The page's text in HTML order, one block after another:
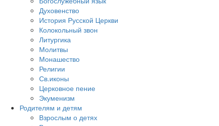
Духовенство
История Русской Церкви
Колокольный звон
Литургика
Молитвы
Монашество
Религии
Св.иконы
Церковное пение
Экуменизм
Родителям и детям
Взрослым о детях